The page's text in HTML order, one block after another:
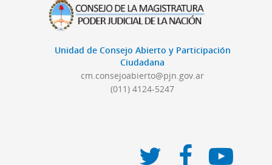
Unidad de Consejo Abierto y Participación
Ciudadana
cm.consejoabierto@pjn.gov.ar
(011) 4124-5247